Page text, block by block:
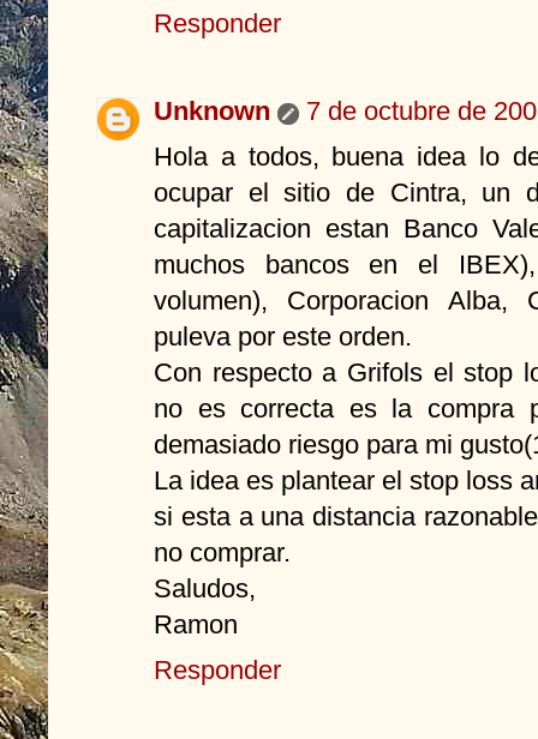
Responder
Unknown
7 de octubre de
Hola a todos, buena idea lo
ocupar el sitio de Cintra, un
capitalizacion estan Banco
muchos bancos en el
volumen), Corporacion Alba,
puleva por este orden.
Con respecto a Grifols el stop
no es correcta es la compra
demasiado riesgo para mi
La idea es plantear el stop loss
si esta a una distancia
no comprar.
Saludos,
Ramon
Responder